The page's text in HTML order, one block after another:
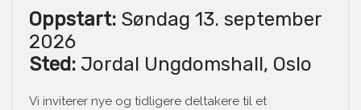
Oppstart: Søndag 13. september
2026
Sted: Jordal Ungdomshall, Oslo
Vi inviterer nye og tidligere deltakere til et